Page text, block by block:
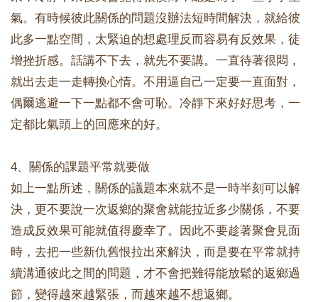
氣。有時候彼此關係的問題沒辦法短時間解決，就給彼
此多一點空間，太緊迫的想處理反而容易有反效果，徒
增挫折感。話講不下去，就先不要講。一直待著很悶，
就出去走一走轉換心情。不用逼自己一定要一直面對，
偶爾逃避一下一點都不會可恥。冷靜下來好好思考，一
定都比氣頭上的回應來的好。
4、關係的課題平常就要做
如上一點所述，關係的議題本來就不是一時半刻可以解
決，更不要說一次返鄉的聚會就能拉近多少關係，不要
造成反效果可能就值得慶幸了。因此不要趁著聚會見面
時，去把一些新仇舊恨拉出來解決，而是要在平常就持
續溝通彼此之間的問題，才不會把難得能放鬆的返鄉過
節，變得越來越緊張，而越來越不想返鄉。